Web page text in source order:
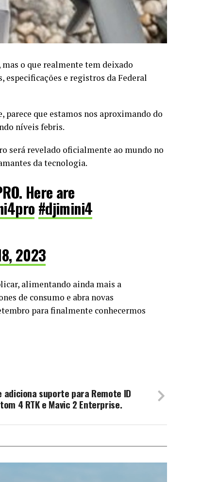
o que realmente tem deixado
especificações e registros da Federal
que estamos nos aproximando do
níveis febris.
será revelado oficialmente ao mundo no
da tecnologia.
Here are
#djimini4
2023
alimentando ainda mais a
de consumo e abra novas
para finalmente conhecermos
suporte para Remote ID
4 RTK e Mavic 2 Enterprise.